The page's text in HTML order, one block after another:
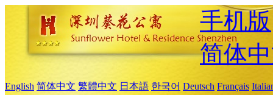
手机版
简体
English 简体中文 繁體中文 日本語 한국어 Deutsch Français